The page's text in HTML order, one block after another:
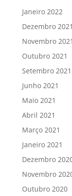
Janeiro 2022
Dezembro 2021
Novembro 2021
Outubro 2021
Setembro 2021
Junho 2021
Maio 2021
Abril 2021
Março 2021
Janeiro 2021
Dezembro
Novembro
Outubro 2020